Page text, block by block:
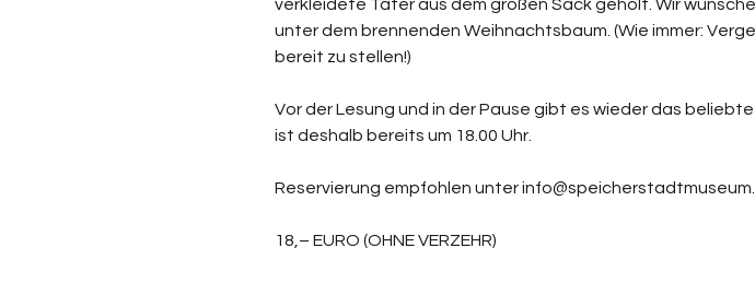
verkleidete Täter aus dem großen Sack geholt. Wir
unter dem brennenden Weihnachtsbaum. (Wie immer:
bereit zu stellen!)
Vor der Lesung und in der Pause gibt es wieder das
ist deshalb bereits um 18.00 Uhr.
Reservierung empfohlen unter
18,– EURO (OHNE VERZEHR)